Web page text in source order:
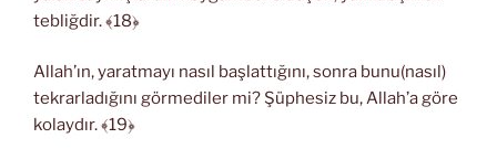
tebliğdir. ﴾18﴿
Allah’ın, yaratmayı nasıl başlattığını, sonra bunu(nasıl)
tekrarladığını görmediler mi? Şüphesiz bu, Allah’a göre
kolaydır. ﴾19﴿